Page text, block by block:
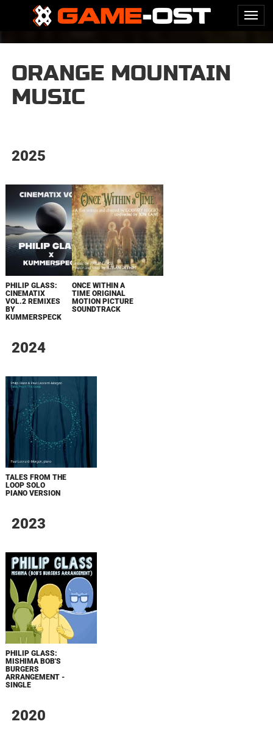
ORANGE MOUNTAIN
MUSIC
2025
PHILIP GLASS:
CINEMATIX
VOL.2 REMIXES
BY
KUMMERSPECK
ONCE WITHIN A
TIME ORIGINAL
MOTION PICTURE
SOUNDTRACK
2024
TALES FROM THE
LOOP SOLO
PIANO VERSION
2023
PHILIP GLASS:
MISHIMA BOB'S
BURGERS
ARRANGEMENT -
SINGLE
2020